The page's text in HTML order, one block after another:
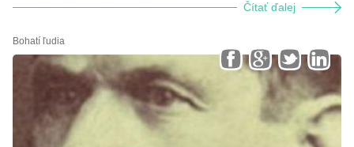
Čítať ďalej
Bohatí ľudia